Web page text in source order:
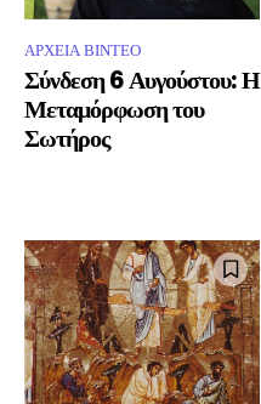
ΑΡΧΕΙΑ ΒΙΝΤΕΟ
Σύνδεση 6 Αυγούστου: Η
Μεταμόρφωση του
Σωτήρος